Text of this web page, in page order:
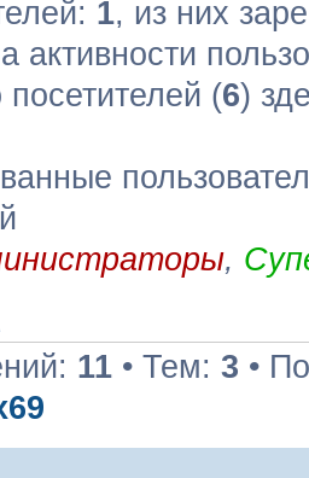
1, из них
активности
(6)
,
11 • Тем: 3 •